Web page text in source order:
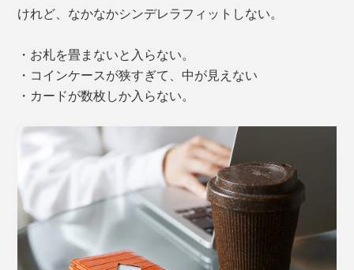
けれど、なかなかシンデレラフィットしない。
・お札を畳まないと入らない。
・コインケースが狭すぎて、中が見えない
・カードが数枚しか入らない。